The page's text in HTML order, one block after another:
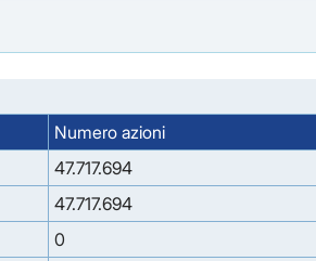
Numero azioni
47.717.694
47.717.694
0